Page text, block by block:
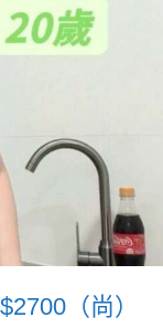
（尚）